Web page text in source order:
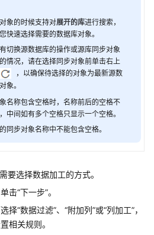
象的时候支持对展开的库进行搜索，
快速选择需要的数据库对象。
切换源数据库的操作或源库同步对象
情况，请在选择同步对象前单击右上
，以确保待选择的对象为最新源数
象。
名称包含空格时，名称前后的空格不
中间如有多个空格只显示一个空格。
同步对象名称中不能包含空格。
要选择数据加工的方式。
击“下一步”。
“数据过滤”、“附加列”或“列加工”，
相关规则。